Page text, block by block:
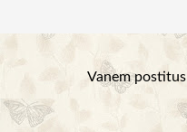
Vanem postitus